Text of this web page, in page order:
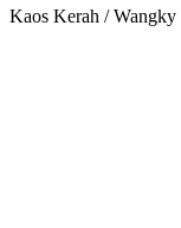
Kaos Kerah / Wangky